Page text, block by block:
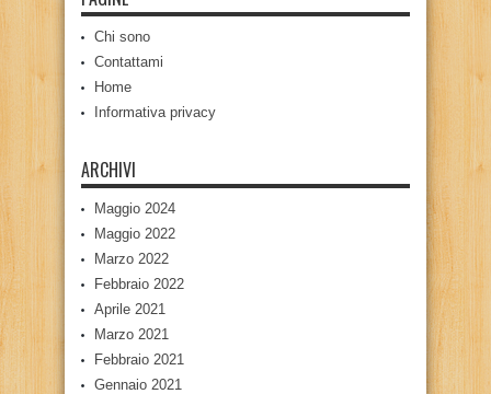
Chi sono
Contattami
Home
Informativa privacy
ARCHIVI
Maggio 2024
Maggio 2022
Marzo 2022
Febbraio 2022
Aprile 2021
Marzo 2021
Febbraio 2021
Gennaio 2021